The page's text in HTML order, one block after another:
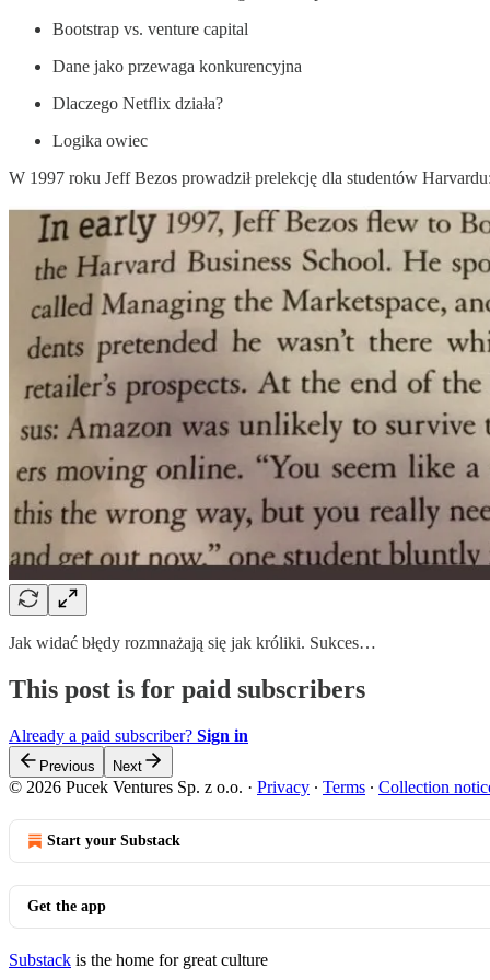
Bootstrap vs. venture capital
Dane jako przewaga konkurencyjna
Dlaczego Netflix działa?
Logika owiec
W 1997 roku Jeff Bezos prowadził prelekcję dla studentów
Jak widać błędy rozmnażają się jak króliki. Sukces…
This post is for paid subscribers
Already a paid subscriber? Sign in
Previous Next
© 2026 Pucek Ventures Sp. z o.o. · Privacy ∙ Terms ∙ Collection
Start your Substack
Get the app
Substack is the home for great culture